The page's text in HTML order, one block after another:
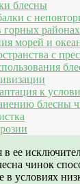
блесны
с
горных районах
морей и
с
к
блесны
в ее
чинок
в условиях